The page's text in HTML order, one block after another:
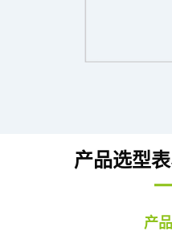
产品选型
产